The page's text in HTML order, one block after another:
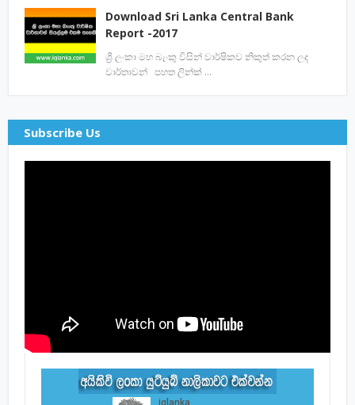
Download Sri Lanka Central Bank
Report -2017
ශ්‍රී ලංකා මහ බැංකු විසින් වාර්ෂිකව නිකුත් කරන ලද
වාර්තාවන් පහත ලින්ක් …
Subscribe Us